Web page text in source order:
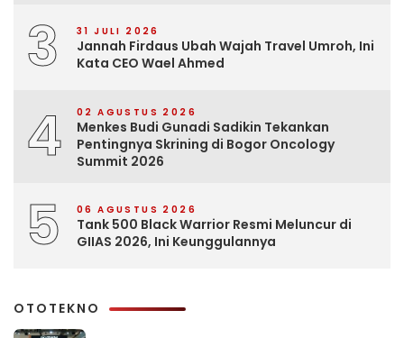
3 31 JULI 2026
Jannah Firdaus Ubah Wajah Travel Umroh, Ini
Kata CEO Wael Ahmed
4 02 AGUSTUS 2026
Menkes Budi Gunadi Sadikin Tekankan
Pentingnya Skrining di Bogor Oncology
Summit 2026
5 06 AGUSTUS 2026
Tank 500 Black Warrior Resmi Meluncur di
GIIAS 2026, Ini Keunggulannya
OTOTEKNO